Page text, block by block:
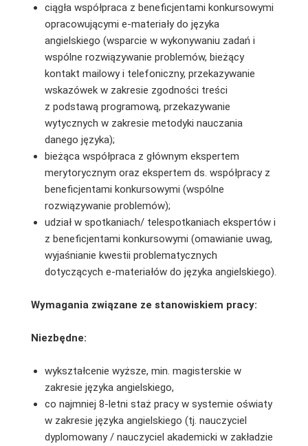
ciągła współpraca z beneficjentami konkursowymi
opracowującymi e-materiały do języka
angielskiego (wsparcie w wykonywaniu zadań i
wspólne rozwiązywanie problemów, bieżący
kontakt mailowy i telefoniczny, przekazywanie
wskazówek w zakresie zgodności treści
z podstawą programową, przekazywanie
wytycznych w zakresie metodyki nauczania
danego języka);
bieżąca współpraca z głównym ekspertem
merytorycznym oraz ekspertem ds. współpracy z
beneficjentami konkursowymi (wspólne
rozwiązywanie problemów);
udział w spotkaniach/ telespotkaniach ekspertów i
z beneficjentami konkursowymi (omawianie uwag,
wyjaśnianie kwestii problematycznych
dotyczących e-materiałów do języka angielskiego).
Wymagania związane ze stanowiskiem pracy:
Niezbędne:
wykształcenie wyższe, min. magisterskie w
zakresie języka angielskiego,
co najmniej 8-letni staż pracy w systemie oświaty
w zakresie języka angielskiego (tj. nauczyciel
dyplomowany / nauczyciel akademicki w zakładzie